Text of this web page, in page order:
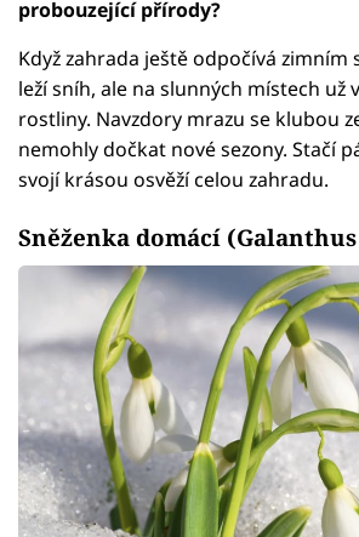
probouzející přírody?
Když zahrada ještě odpočívá zimním
leží sníh, ale na slunných místech už
rostliny. Navzdory mrazu se klubou
nemohly dočkat nové sezony. Stačí
svojí krásou osvěží celou zahradu.
Sněženka domácí